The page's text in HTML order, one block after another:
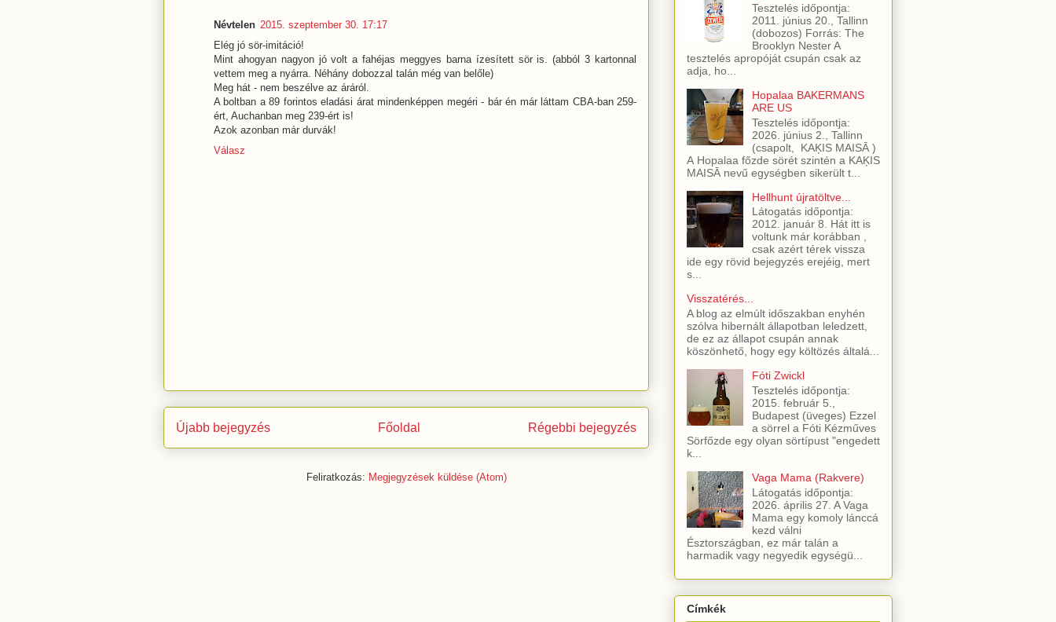
Névtelen 2015. szeptember 30. 17:17
Elég jó sör-imitáció!
Mint ahogyan nagyon jó volt a fahéjas meggyes barna ízesített sör is. (abból 3 kartonnal
vettem meg a nyárra. Néhány dobozzal talán még van belőle)
Meg hát - nem beszélve az áráról.
A boltban a 89 forintos eladási árat mindenképpen megéri - bár én már láttam CBA-ban 259-
ért, Auchanban meg 239-ért is!
Azok azonban már durvák!
Válasz
Újabb bejegyzés Régebbi bejegyzés
Főoldal
Feliratkozás: Megjegyzések küldése (Atom)
Tesztelés időpontja:
2011. június 20., Tallinn
(dobozos) Forrás: The
Brooklyn Nester A
tesztelés apropóját csupán csak az
adja, ho...
Hopalaa BAKERMANS
ARE US
Tesztelés időpontja:
2026. június 2., Tallinn
(csapolt, KAĶIS MAISĀ )
A Hopalaa főzde sörét szintén a KAĶIS
MAISĀ nevű egységben sikerült t...
Hellhunt újratöltve...
Látogatás időpontja:
2012. január 8. Hát itt is
voltunk már korábban ,
csak azért térek vissza
ide egy rövid bejegyzés erejéig, mert
s...
Visszatérés...
A blog az elmúlt időszakban enyhén
szólva hibernált állapotban leledzett,
de ez az állapot csupán annak
köszönhető, hogy egy költözés általá...
Fóti Zwickl
Tesztelés időpontja:
2015. február 5.,
Budapest (üveges) Ezzel
a sörrel a Fóti Kézműves
Sörfőzde egy olyan sörtípust "engedett
k...
Vaga Mama (Rakvere)
Látogatás időpontja:
2026. április 27. A Vaga
Mama egy komoly lánccá
kezd válni
Észtországban, ez már talán a
harmadik vagy negyedik egységü...
Címkék